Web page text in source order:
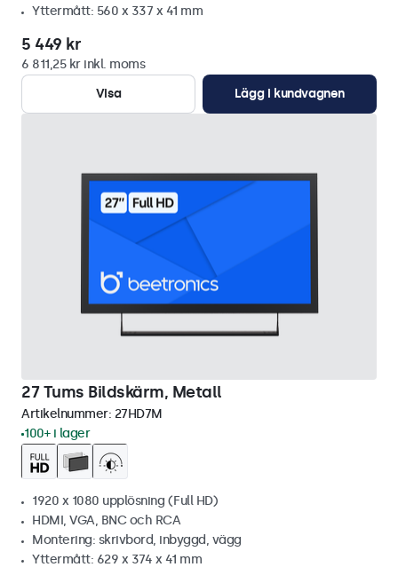
Yttermått: 560 x 337 x 41 mm
5 449 kr
6 811,25 kr inkl. moms
Visa
Lägg i kundvagnen
27 Tums Bildskärm, Metall
Artikelnummer: 27HD7M
100+ i lager
1920 x 1080 upplösning (Full HD)
HDMI, VGA, BNC och RCA
Montering: skrivbord, inbyggd, vägg
Yttermått: 629 x 374 x 41 mm